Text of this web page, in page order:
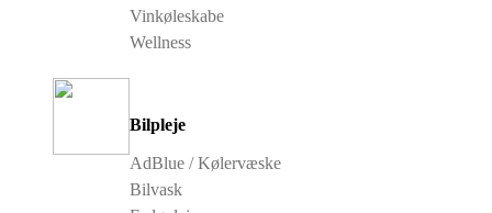
Vinkøleskabe
Wellness
Bilpleje
AdBlue / Kølervæske
Bilvask